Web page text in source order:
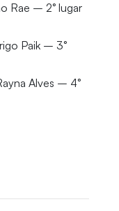
Rae – 2° lugar
Paik – 3°
Alves – 4°